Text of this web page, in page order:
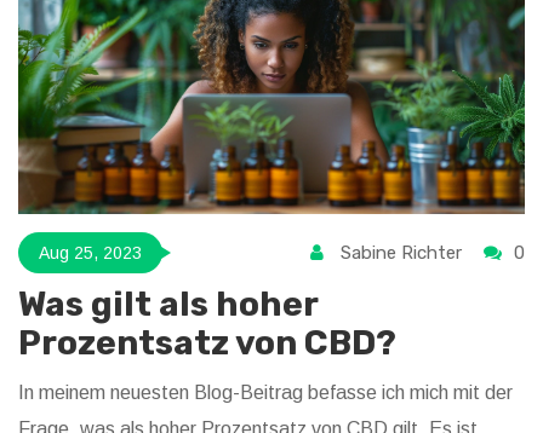
Aug 25, 2023 Sabine Richter 0
Was gilt als hoher
Prozentsatz von CBD?
In meinem neuesten Blog-Beitrag befasse ich mich mit der